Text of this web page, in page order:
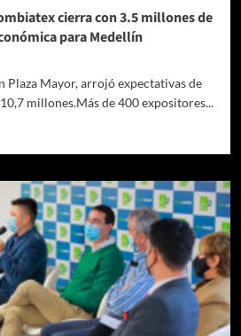
cierra con 3.5 millones de
para Medellín
Plaza Mayor, arrojó expectativas de
millones.Más de 400 expositores...